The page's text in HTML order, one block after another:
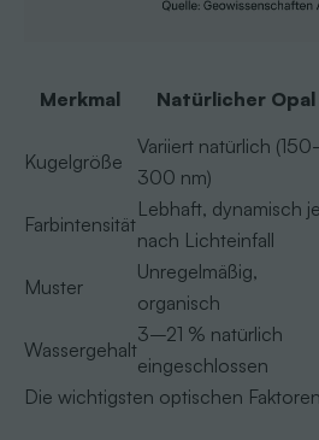
Merkmal Natürlicher Opal
Kugelgröße
Variiert natürlich
300 nm)
Farbintensität
Lebhaft, dynamisch je
nach Lichteinfall
Muster
Unregelmäßig,
organisch
Wassergehalt
3–21 % natürlich
eingeschlossen
Die wichtigsten optischen